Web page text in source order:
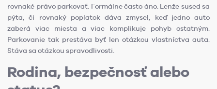
rovnaké právo parkovať. Formálne často áno. Lenže sused sa
pýta, či rovnaký poplatok dáva zmysel, keď jedno auto
zaberá viac miesta a viac komplikuje pohyb ostatným.
Parkovanie tak prestáva byť len otázkou vlastníctva auta.
Stáva sa otázkou spravodlivosti.
Rodina, bezpečnosť alebo